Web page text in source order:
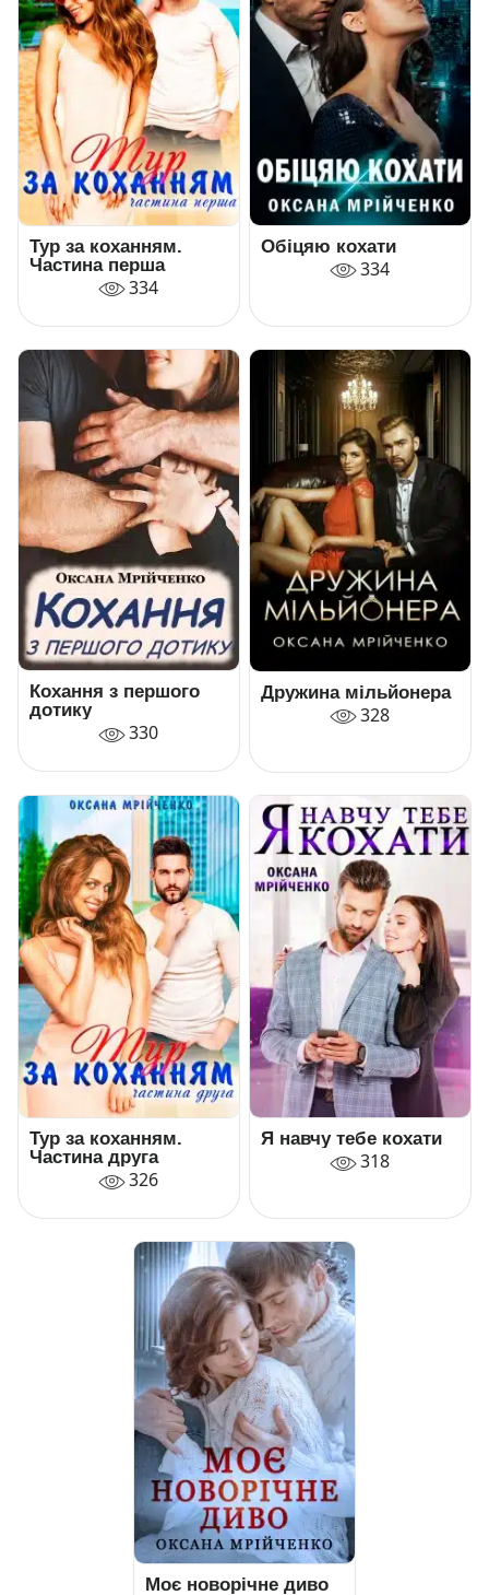
Тур за коханням.
Частина перша
334
Обіцяю кохати
334
Кохання з першого
дотику
330
Дружина мільйонера
328
Тур за коханням.
Частина друга
326
Я навчу тебе кохати
318
Моє новорічне диво